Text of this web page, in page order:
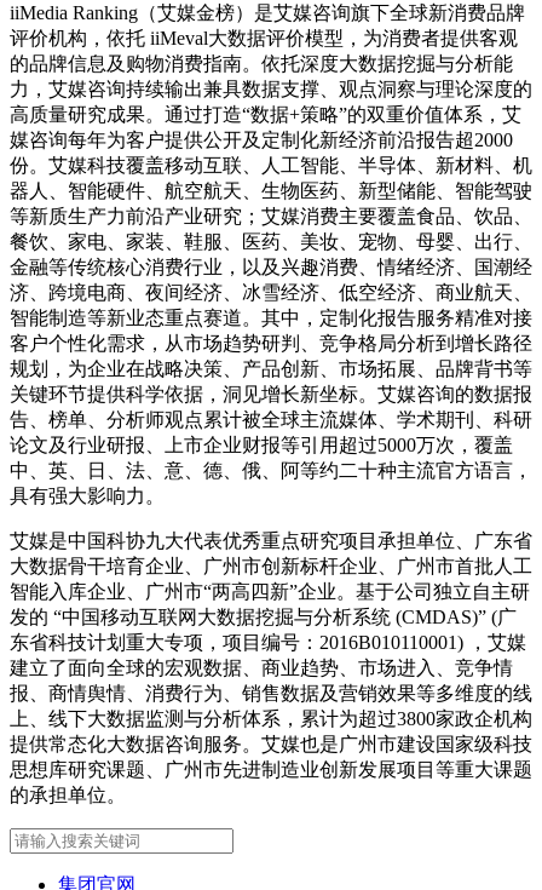
iiMedia Ranking（艾媒金榜）是艾媒咨询旗下全球新消费品牌
评价机构，依托 iiMeval大数据评价模型，为消费者提供客观
的品牌信息及购物消费指南。依托深度大数据挖掘与分析能
力，艾媒咨询持续输出兼具数据支撑、观点洞察与理论深度的
高质量研究成果。通过打造“数据+策略”的双重价值体系，艾
媒咨询每年为客户提供公开及定制化新经济前沿报告超2000
份。艾媒科技覆盖移动互联、人工智能、半导体、新材料、机
器人、智能硬件、航空航天、生物医药、新型储能、智能驾驶
等新质生产力前沿产业研究；艾媒消费主要覆盖食品、饮品、
餐饮、家电、家装、鞋服、医药、美妆、宠物、母婴、出行、
金融等传统核心消费行业，以及兴趣消费、情绪经济、国潮经
济、跨境电商、夜间经济、冰雪经济、低空经济、商业航天、
智能制造等新业态重点赛道。其中，定制化报告服务精准对接
客户个性化需求，从市场趋势研判、竞争格局分析到增长路径
规划，为企业在战略决策、产品创新、市场拓展、品牌背书等
关键环节提供科学依据，洞见增长新坐标。艾媒咨询的数据报
告、榜单、分析师观点累计被全球主流媒体、学术期刊、科研
论文及行业研报、上市企业财报等引用超过5000万次，覆盖
中、英、日、法、意、德、俄、阿等约二十种主流官方语言，
具有强大影响力。
艾媒是中国科协九大代表优秀重点研究项目承担单位、广东省
大数据骨干培育企业、广州市创新标杆企业、广州市首批人工
智能入库企业、广州市“两高四新”企业。基于公司独立自主研
发的 “中国移动互联网大数据挖掘与分析系统 (CMDAS)” (广
东省科技计划重大专项，项目编号：2016B010110001) ，艾媒
建立了面向全球的宏观数据、商业趋势、市场进入、竞争情
报、商情舆情、消费行为、销售数据及营销效果等多维度的线
上、线下大数据监测与分析体系，累计为超过3800家政企机构
提供常态化大数据咨询服务。艾媒也是广州市建设国家级科技
思想库研究课题、广州市先进制造业创新发展项目等重大课题
的承担单位。
集团官网